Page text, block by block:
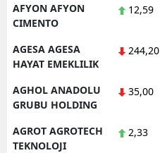
AFYON AFYON
CIMENTO
12,59
AGESA AGESA
HAYAT EMEKLILIK
244,20
AGHOL ANADOLU
GRUBU HOLDING
35,00
AGROT AGROTECH
TEKNOLOJI
2,33